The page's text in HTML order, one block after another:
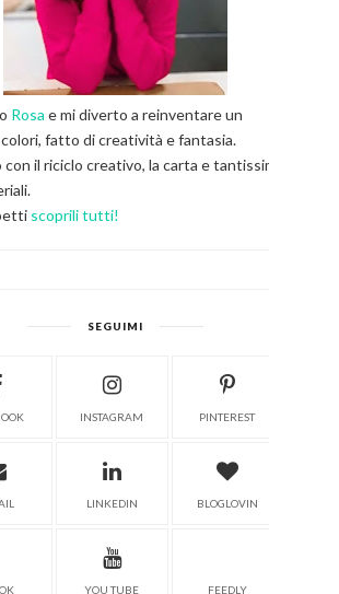
Rosa e mi diverto a reinventare un
fatto di creatività e fantasia.
il riciclo creativo, la carta e tantissimi
scoprili tutti!
SEGUIMI
INSTAGRAM PINTEREST
LINKEDIN BLOGLOVIN
YOU TUBE FEEDLY